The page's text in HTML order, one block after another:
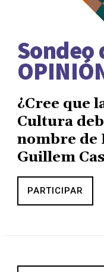
Sondeo
¿Cree que
Cultura
nombre de
Guillem
PARTICIPAR